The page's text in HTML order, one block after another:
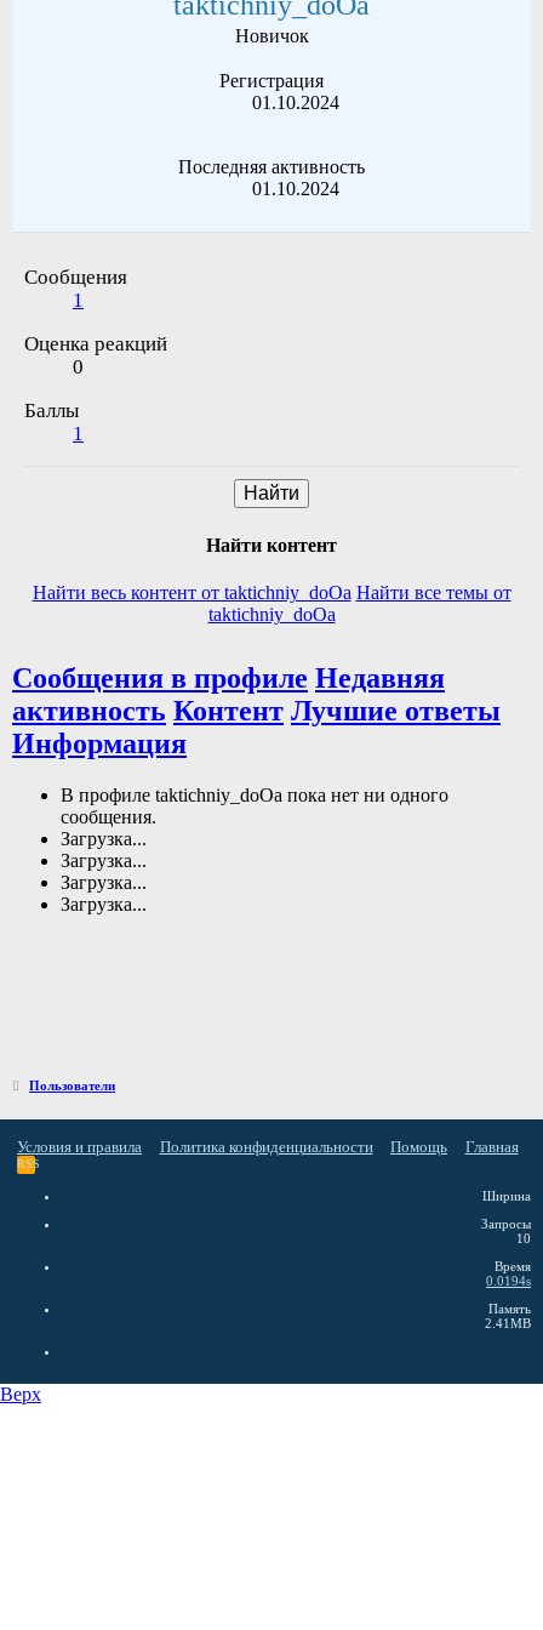
Новичок
Регистрация
01.10.2024
Последняя активность
01.10.2024
Сообщения
1
Оценка реакций
0
Баллы
1
Найти
Найти контент
Найти весь контент от taktichniy_doOa Найти все темы от
taktichniy_doOa
Сообщения в профиле Недавняя
активность Контент Лучшие ответы
Информация
В профиле taktichniy_doOa пока нет ни одного
сообщения.
Загрузка...
Загрузка...
Загрузка...
Загрузка...
Пользователи
Условия и правила Политика конфиденциальности Помощь Главная
RSS
Ширина
Запросы
10
Время
0.0194s
Память
2.41MB
Верх